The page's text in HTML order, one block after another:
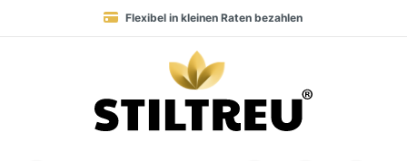
Flexibel in kleinen Raten bezahlen
Blitzversand in 1-3 Werktagen nach DE, AT & NL
+49 (0) 28 32 - 408 990 0
Dauerhaft hohe Warenverfügbarkeit
SSL-verschlüsselt online einkaufen